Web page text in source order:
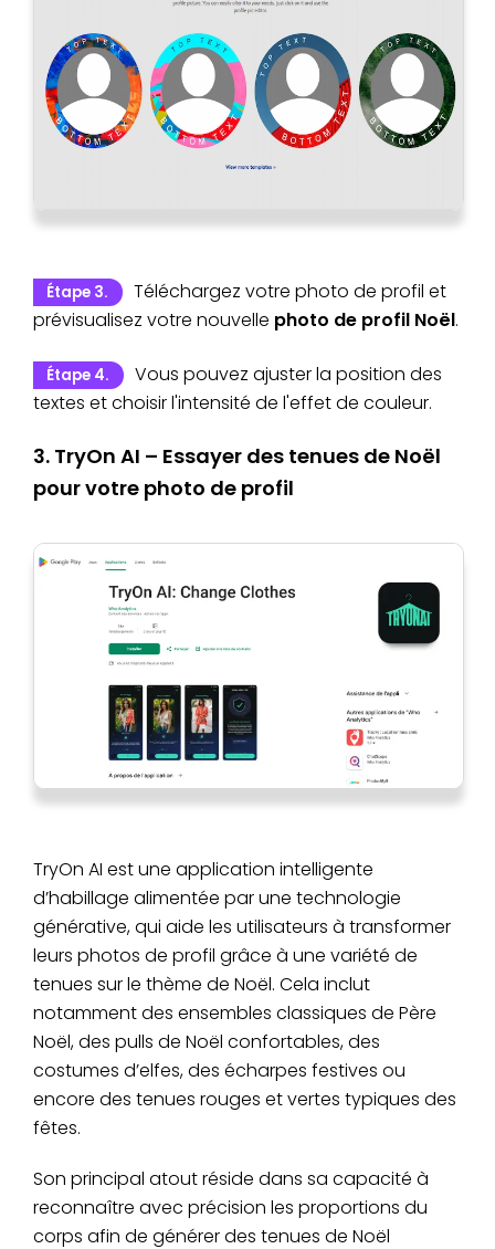
Étape 3.
Téléchargez votre photo de profil et
prévisualisez votre nouvelle photo de profil Noël.
Étape 4.
Vous pouvez ajuster la position des
textes et choisir l'intensité de l'effet de couleur.
3. TryOn AI – Essayer des tenues de Noël
pour votre photo de profil
TryOn AI est une application intelligente
d’habillage alimentée par une technologie
générative, qui aide les utilisateurs à transformer
leurs photos de profil grâce à une variété de
tenues sur le thème de Noël. Cela inclut
notamment des ensembles classiques de Père
Noël, des pulls de Noël confortables, des
costumes d’elfes, des écharpes festives ou
encore des tenues rouges et vertes typiques des
fêtes.
Son principal atout réside dans sa capacité à
reconnaître avec précision les proportions du
corps afin de générer des tenues de Noël